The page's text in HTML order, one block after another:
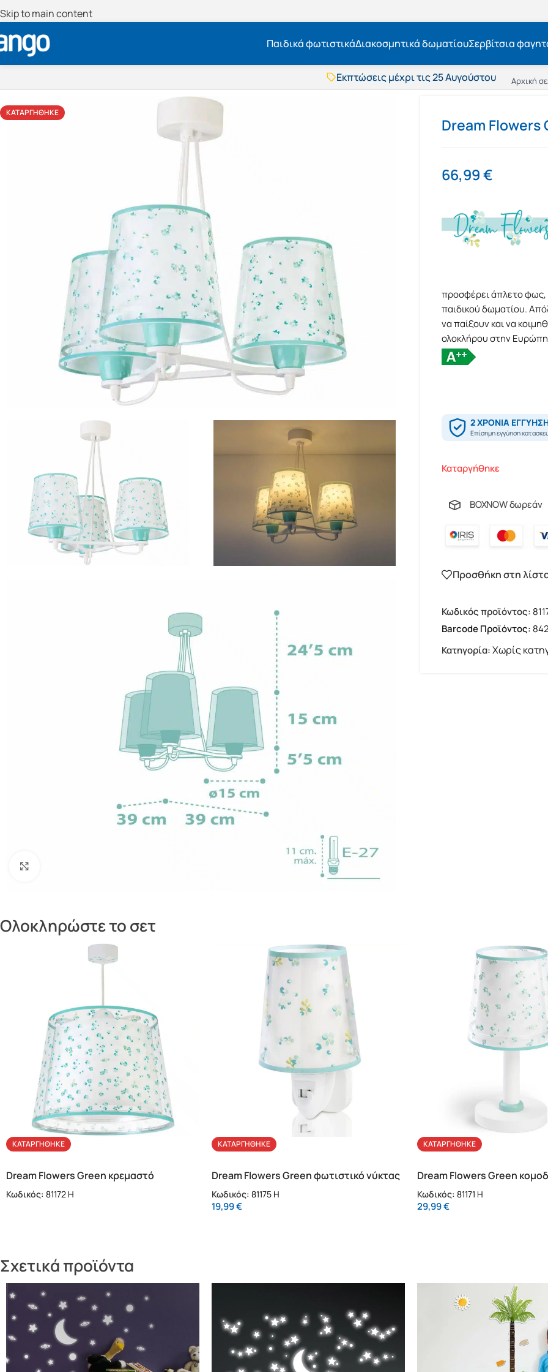
Skip to main content
Παιδικά φωτιστικάΔιακοσμητικά δωματίουΣερβίτσια
Εκπτώσεις μέχρι τις 25 Αυγούστου
Δωρεάν μεταφορικά
BOXNOW αποστολή
Εκπτώσεις μέχρι τις 25 Αυγούστου
Δωρεάν μεταφορικά
BOXNOW αποστολή
Αρχική
ΚΑΤΑΡΓΉΘΗΚΕ
Dream Flowers
66,99€
προσφέρει άπλετο φως,
παιδικού δωματίου.
να παίξουν και να
ολοκλήρου στην
Καταργήθηκε
BOXNOW δωρεάν
Προσθήκη στη
Barcode Προϊόντος:
Κωδικός προϊόντος:
Κατηγορία:Χωρίς
Ολοκληρώστε το σετ
ΚΑΤΑΡΓΉΘΗΚΕ
Dream Flowers Green κρεμαστό
φωτιστικό (81172 H)
Κωδικός: 81172 H
ΚΑΤΑΡΓΉΘΗΚΕ
Dream Flowers Green φωτιστικό νύκτας
πρίζας LED
Κωδικός: 81175 H
19,99€
ΚΑΤΑΡΓΉΘΗΚΕ
Dream Flowers Green
φωτιστικό
Κωδικός: 81171 H
29,99€
Σχετικά προϊόντα